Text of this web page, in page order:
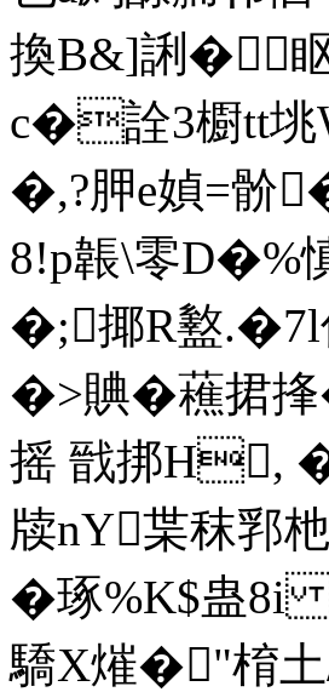
換B&]誗�
c�詮3櫉tt垗
�,?胛e媜=骱
8!p韔\零D�%
�;揶R盭.�7l
�>賟�藮捃
摇 戩挷
牍nY枼秣
� 琢%K$蛊
驕X熣�"棛土/